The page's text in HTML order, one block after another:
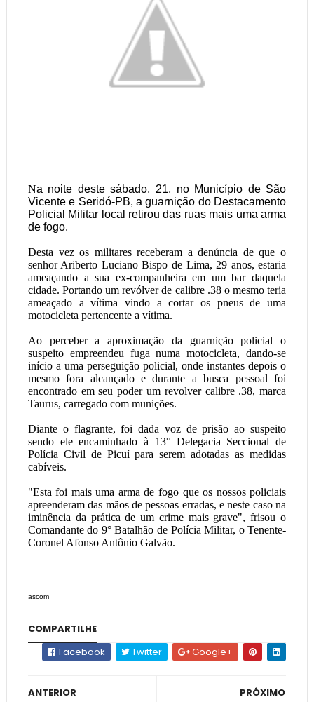
Na noite deste sábado, 21, no Município de São
Vicente e Seridó-PB, a guarnição do Destacamento
Policial Militar local retirou das ruas mais uma arma
de fogo.
Desta vez os militares receberam a denúncia de que o
senhor Ariberto Luciano Bispo de Lima, 29 anos, estaria
ameaçando a sua ex-companheira em um bar daquela
cidade. Portando um revólver de calibre .38 o mesmo teria
ameaçado a vítima vindo a cortar os pneus de uma
motocicleta pertencente a vítima.
Ao perceber a aproximação da guarnição policial o
suspeito empreendeu fuga numa motocicleta, dando-se
início a uma perseguição policial, onde instantes depois o
mesmo fora alcançado e durante a busca pessoal foi
encontrado em seu poder um revolver calibre .38, marca
Taurus, carregado com munições.
Diante o flagrante, foi dada voz de prisão ao suspeito
sendo ele encaminhado à 13° Delegacia Seccional de
Polícia Civil de Picuí para serem adotadas as medidas
cabíveis.
"Esta foi mais uma arma de fogo que os nossos policiais
apreenderam das mãos de pessoas erradas, e neste caso na
iminência da prática de um crime mais grave", frisou o
Comandante do 9° Batalhão de Polícia Militar, o Tenente-
Coronel Afonso Antônio Galvão.
ascom
COMPARTILHE
Facebook
Twitter Google+
PRÓXIMO
ANTERIOR